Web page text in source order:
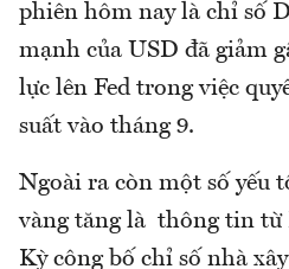
phiên hôm nay là chỉ số
mạnh của USD đã giảm
lực lên Fed trong việc
suất vào tháng 9.
Ngoài ra còn một số yếu
vàng tăng là thông tin từ
Kỳ công bố chỉ số nhà